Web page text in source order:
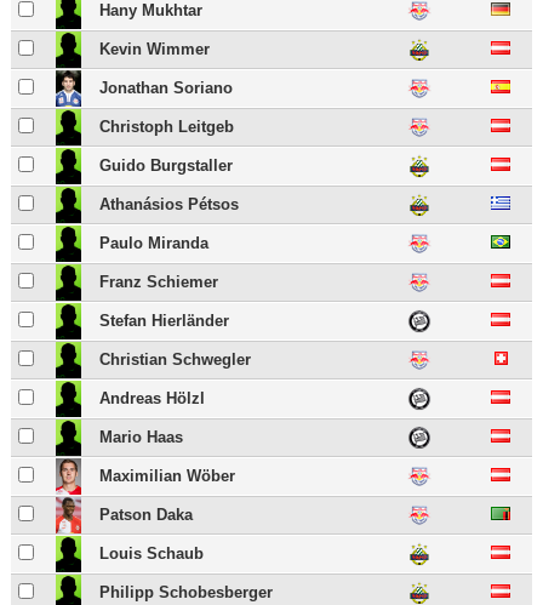
Hany Mukhtar
Kevin Wimmer
Jonathan Soriano
Christoph Leitgeb
Guido Burgstaller
Athanásios Pétsos
Paulo Miranda
Franz Schiemer
Stefan Hierländer
Christian Schwegler
Andreas Hölzl
Mario Haas
Maximilian Wöber
Patson Daka
Louis Schaub
Philipp Schobesberger